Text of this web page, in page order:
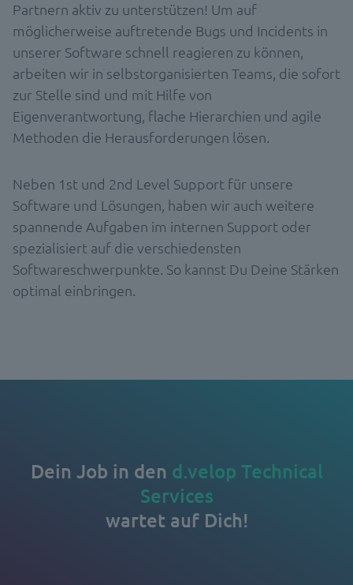
Partnern aktiv zu unterstützen! Um auf
möglicherweise auftretende Bugs und Incidents in
unserer Software schnell reagieren zu können,
arbeiten wir in selbstorganisierten Teams, die sofort
zur Stelle sind und mit Hilfe von
Eigenverantwortung, flache Hierarchien und agile
Methoden die Herausforderungen lösen.
Neben 1st und 2nd Level Support für unsere
Software und Lösungen, haben wir auch weitere
spannende Aufgaben im internen Support oder
spezialisiert auf die verschiedensten
Softwareschwerpunkte. So kannst Du Deine Stärken
optimal einbringen.
Dein Job in den d.velop Technical
Services
wartet auf Dich!